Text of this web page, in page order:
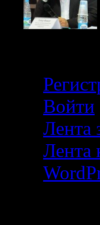
Войти
Лента
Лента